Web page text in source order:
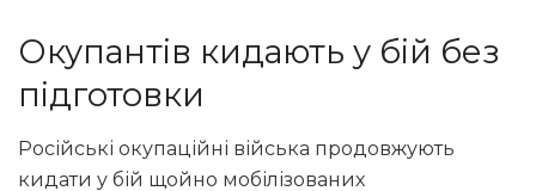
Окупантів кидають у бій без
підготовки
Російські окупаційні війська продовжують
кидати у бій щойно мобілізованих